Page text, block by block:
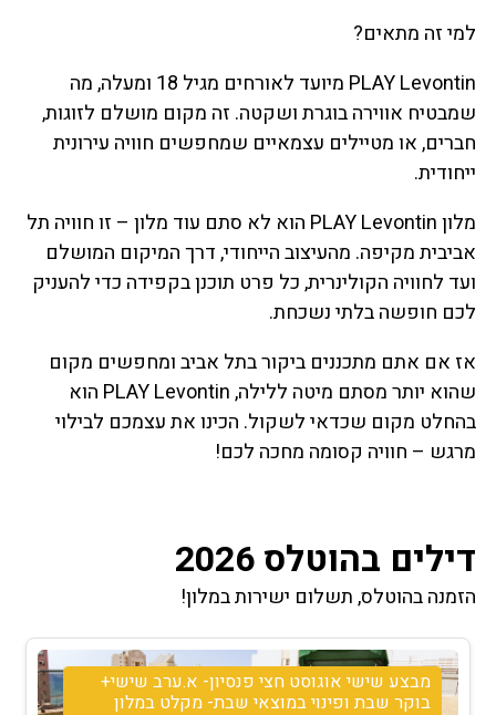
למי זה מתאים?
PLAY Levontin מיועד לאורחים מגיל 18 ומעלה, מה
שמבטיח אווירה בוגרת ושקטה. זה מקום מושלם לזוגות,
חברים, או מטיילים עצמאיים שמחפשים חוויה עירונית
ייחודית.
מלון PLAY Levontin הוא לא סתם עוד מלון – זו חוויה תל
אביבית מקיפה. מהעיצוב הייחודי, דרך המיקום המושלם
ועד לחוויה הקולינרית, כל פרט תוכנן בקפידה כדי להעניק
לכם חופשה בלתי נשכחת.
אז אם אתם מתכננים ביקור בתל אביב ומחפשים מקום
שהוא יותר מסתם מיטה ללילה, PLAY Levontin הוא
בהחלט מקום שכדאי לשקול. הכינו את עצמכם לבילוי
מרגש – חוויה קסומה מחכה לכם!
דילים בהוטלס 2026
הזמנה בהוטלס, תשלום ישירות במלון!
מבצע שישי אוגוסט חצי פנסיון- א.ערב שישי+
בוקר שבת ופינוי במוצאי שבת- מקלט במלון